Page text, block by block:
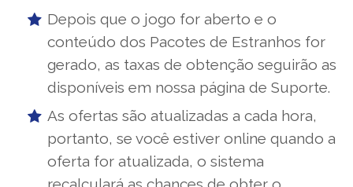
Depois que o jogo for aberto e o
conteúdo dos Pacotes de Estranhos for
gerado, as taxas de obtenção seguirão as
disponíveis em nossa página de Suporte.
As ofertas são atualizadas a cada hora,
portanto, se você estiver online quando a
oferta for atualizada, o sistema